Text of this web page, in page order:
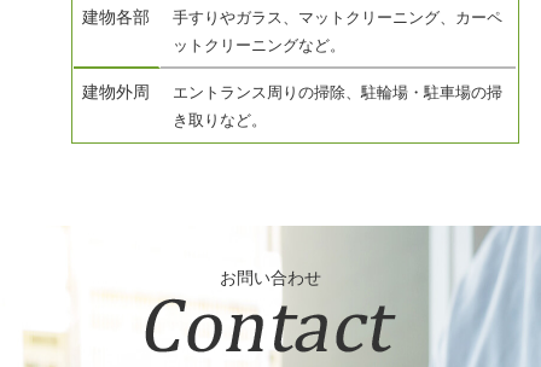
建物各部
手すりやガラス、マットクリーニング、カーペ
ットクリーニングなど。
建物外周
エントランス周りの掃除、駐輪場・駐車場の掃
き取りなど。
お問い合わせ